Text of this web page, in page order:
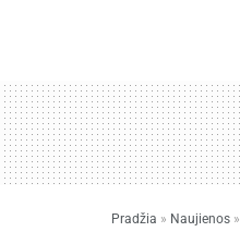
Pradžia » Naujienos »